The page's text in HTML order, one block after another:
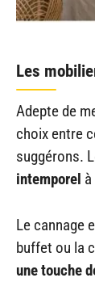
Les
Adepte de
choix entre
suggérons.
intemporel
Le cannage
buffet ou la
une touche